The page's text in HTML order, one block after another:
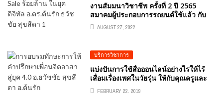
งานสัมมนาวิชาชีพ ครั้งที่ 2 ปี 2565
สมาคมผู้ประกอบการรถยนต์ใช้แล้ว กับ
หัวข้อ “เทคนิคการเป็นสุดยอด SALE ร้อย
ล้าน ในยุคดิจิทัล” อ.ดร.ต้นรัก ธวัชชัย สุข
AUGUST 27, 2022
บริการวิชาการ
แบ่งปันการใช้สื่อออนไลน์อย่างไรให้ไร้
เสื่อมเรื่องเพศในวัยรุ่น ให้กับคุณครูและ
แกนนำนักเรียนอาชีวะ 14 จังหวัด
FEBRUARY 22, 2019